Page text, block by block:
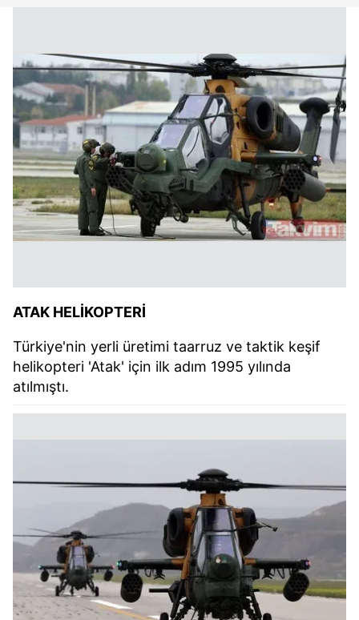
ATAK HELİKOPTERİ
Türkiye'nin yerli üretimi taarruz ve taktik keşif
helikopteri 'Atak' için ilk adım 1995 yılında
atılmıştı.